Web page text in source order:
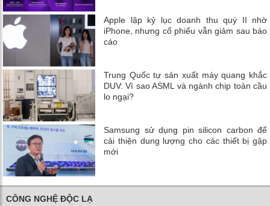
Apple lập kỷ lục doanh thu quý II nhờ
iPhone, nhưng cổ phiếu vẫn giảm sau báo
cáo
Trung Quốc tự sản xuất máy quang khắc
DUV: Vì sao ASML và ngành chip toàn cầu
lo ngại?
Samsung sử dụng pin silicon carbon để
cải thiện dung lượng cho các thiết bị gập
mới
CÔNG NGHỆ ĐỘC LẠ